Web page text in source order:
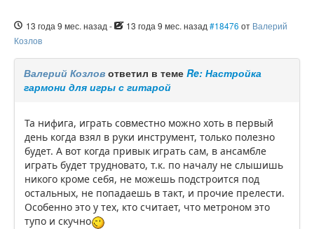
13 года 9 мес. назад - 13 года 9 мес. назад #18476 от Валерий
Козлов
Валерий Козлов ответил в теме Re: Настройка
гармони для игры с гитарой
Та нифига, играть совместно можно хоть в первый
день когда взял в руки инструмент, только полезно
будет. А вот когда привык играть сам, в ансамбле
играть будет трудновато, т.к. по началу не слышишь
никого кроме себя, не можешь подстроится под
остальных, не попадаешь в такт, и прочие прелести.
Особенно это у тех, кто считает, что метроном это
тупо и скучно